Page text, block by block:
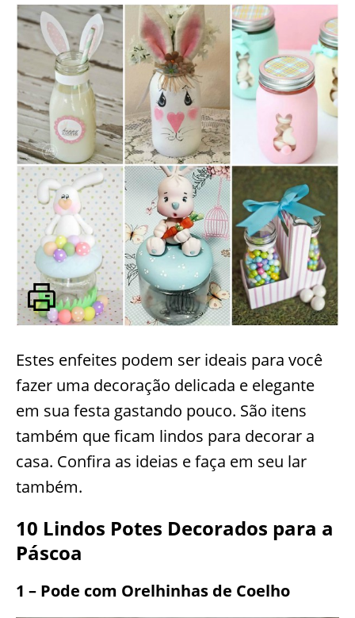
Estes enfeites podem ser ideais para você
fazer uma decoração delicada e elegante
em sua festa gastando pouco. São itens
também que ficam lindos para decorar a
casa. Confira as ideias e faça em seu lar
também.
10 Lindos Potes Decorados para a
Páscoa
1 – Pode com Orelhinhas de Coelho